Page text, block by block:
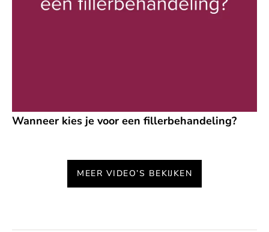
Wanneer kies je voor een fillerbehandeling?
MEER VIDEO’S BEKIJKEN